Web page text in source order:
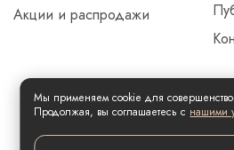
Акции и распродажи
Мы применяем cookie для
Продолжая, вы соглашаетесь с нашими